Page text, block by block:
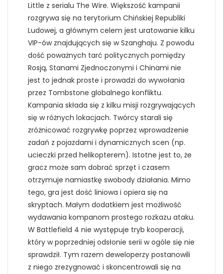
Little z serialu The Wire. Większość kampanii
rozgrywa się na terytorium Chińskiej Republiki
Ludowej, a głównym celem jest uratowanie kilku
VIP-ów znajdujących się w Szanghaju. Z powodu
dość poważnych tarć politycznych pomiędzy
Rosją, Stanami Zjednoczonymi i Chinami nie
jest to jednak proste i prowadzi do wywołania
przez Tombstone globalnego konfliktu.
Kampania składa się z kilku misji rozgrywających
się w różnych lokacjach. Twórcy starali się
zróżnicować rozgrywkę poprzez wprowadzenie
zadań z pojazdami i dynamicznych scen (np.
ucieczki przed helikopterem). Istotne jest to, że
gracz może sam dobrać sprzęt i czasem
otrzymuje namiastkę swobody działania. Mimo
tego, gra jest dość liniowa i opiera się na
skryptach. Małym dodatkiem jest możliwość
wydawania kompanom prostego rozkazu ataku.
W Battlefield 4 nie występuje tryb kooperacji,
który w poprzedniej odsłonie serii w ogóle się nie
sprawdził. Tym razem deweloperzy postanowili
z niego zrezygnować i skoncentrowali się na